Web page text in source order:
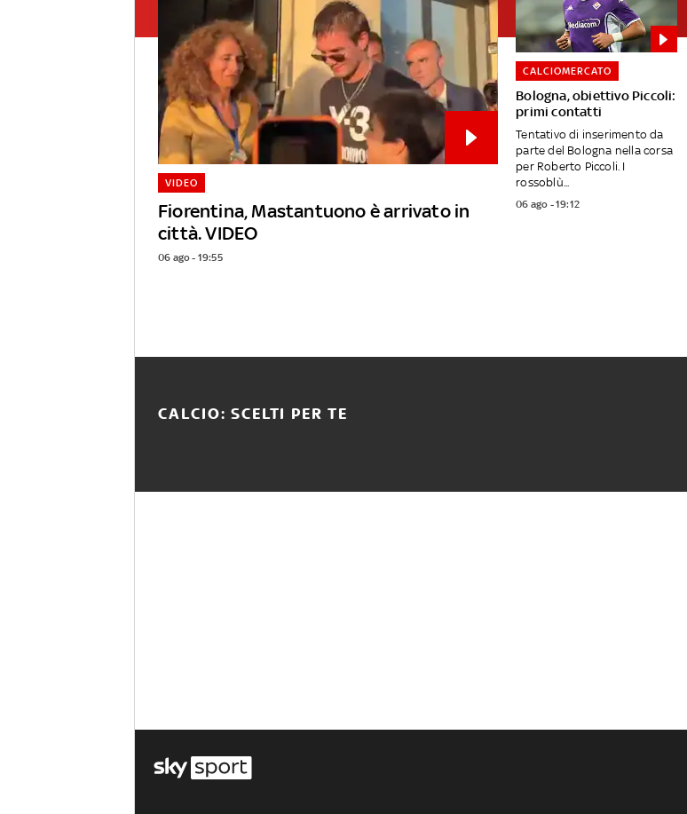
Fiorentina, Mastantuono è arrivato in
città. VIDEO
VIDEO
06 ago - 19:55
Bologna, obiettivo Piccoli:
primi contatti
CALCIOMERCATO
Tentativo di inserimento da
parte del Bologna nella corsa
per Roberto Piccoli. I
rossoblù...
06 ago - 19:12
CALCIO: SCELTI PER TE